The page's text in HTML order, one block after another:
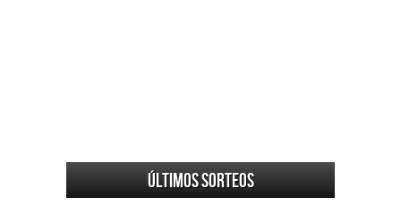
Últimos sorteos